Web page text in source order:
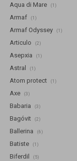
Aqua di Mare (1)
Armaf (1)
Armaf Odyssey (1)
Articulo (2)
Asepxia (1)
Astral (1)
Atom protect (1)
Axe (3)
Babaria (3)
Bagóvit (2)
Ballerina (6)
Batiste (1)
Biferdil (5)